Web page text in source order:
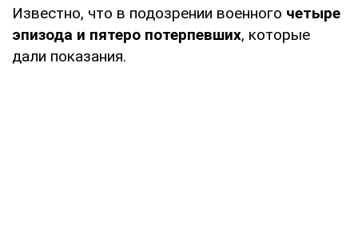
Известно, что в подозрении военного четыре
эпизода и пятеро потерпевших, которые
дали показания.